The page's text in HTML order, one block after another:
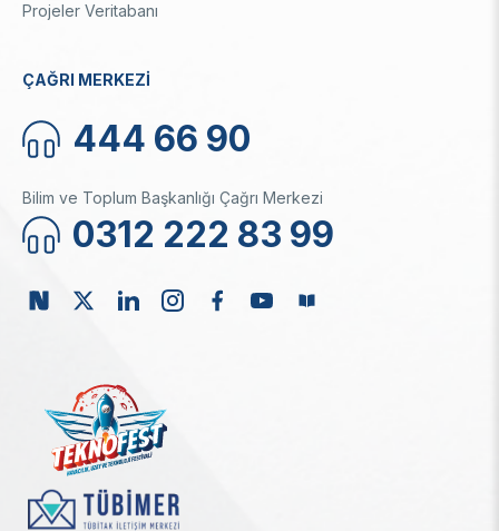
Projeler Veritabanı
ÇAĞRI MERKEZİ
444 66 90
Bilim ve Toplum Başkanlığı Çağrı Merkezi
0312 222 83 99